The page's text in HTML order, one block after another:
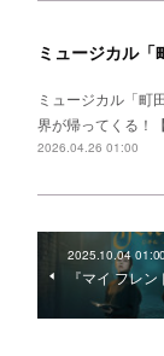
ミュージカル「
ミュージカル「町
界が帰ってくる！
2026.04.26 01:00
2025.10.04 01:00
『マイ フレン